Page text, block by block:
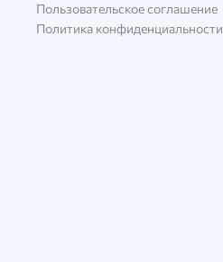
Пользовательское соглашение
Политика конфиденциальности